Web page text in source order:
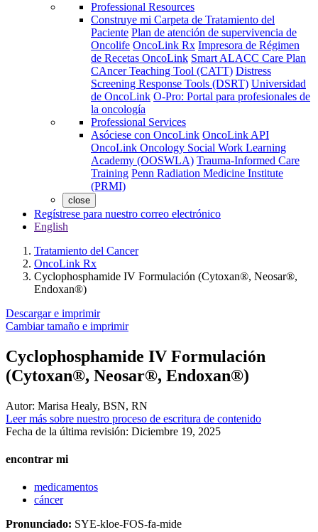
Professional Resources
Construye mi Carpeta de Tratamiento del
Paciente Plan de atención de supervivencia de
Oncolife OncoLink Rx Impresora de Régimen
de Recetas OncoLink Smart ALACC Care Plan
CAncer Teaching Tool (CATT) Distress
Screening Response Tools (DSRT) Universidad
de OncoLink O-Pro: Portal para profesionales de
la oncología
Professional Services
Asóciese con OncoLink OncoLink API
OncoLink Oncology Social Work Learning
Academy (OOSWLA) Trauma-Informed Care
Training Penn Radiation Medicine Institute
(PRMI)
close
Regístrese para nuestro correo electrónico
English
Tratamiento del Cancer
OncoLink Rx
Cyclophosphamide IV Formulación (Cytoxan®, Neosar®,
Endoxan®)
Descargar e imprimir
Cambiar tamaño e imprimir
Cyclophosphamide IV Formulación
(Cytoxan®, Neosar®, Endoxan®)
Autor: Marisa Healy, BSN, RN
Leer más sobre nuestro proceso de escritura de contenido
Fecha de la última revisión: Diciembre 19, 2025
encontrar mi
medicamentos
cáncer
Pronunciado: SYE-kloe-FOS-fa-mide